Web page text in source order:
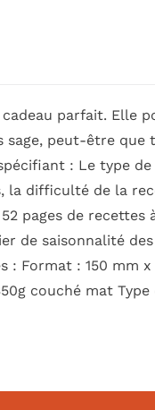
parfait. Elle
peut-être que
: Le type
la difficulté de la
pages de
de saisonnalité
Format : 150 mm x
couché mat